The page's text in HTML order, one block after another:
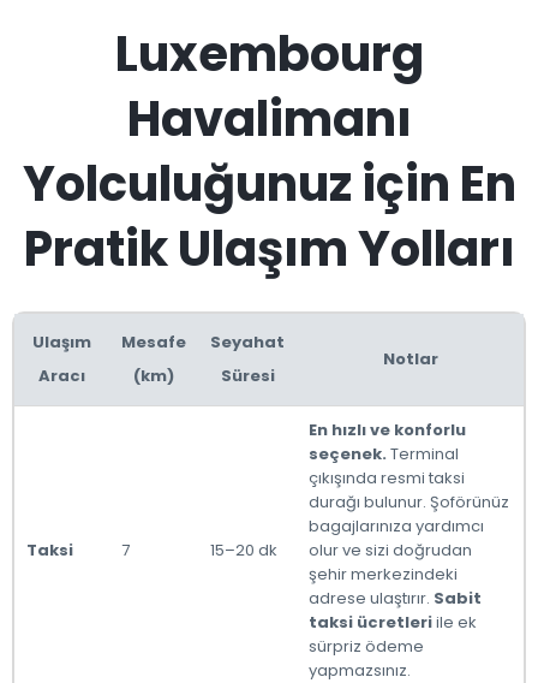
Luxembourg
Havalimanı
Yolculuğunuz için En
Pratik Ulaşım Yolları
Ulaşım
Aracı
Mesafe
(km)
Seyahat
Süresi
Notlar
Taksi 7 15–20 dk
En hızlı ve konforlu
seçenek. Terminal
çıkışında resmi taksi
durağı bulunur. Şoförünüz
bagajlarınıza yardımcı
olur ve sizi doğrudan
şehir merkezindeki
adrese ulaştırır. Sabit
taksi ücretleriile ek
sürpriz ödeme
yapmazsınız.